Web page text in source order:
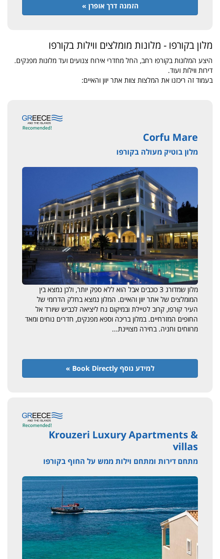
הזמנה דרך אופרן »
מלון בקורפו - מלונות מומלצים ווילות בקורפו
היצע המלונות בקורפו רחב, החל מחדרי אירוח צנועים ועד מלונות מפנקים.
דירות ווילות ועוד.
בעמוד זה ריכזנו את המלצות צוות אתר יוון והאיים:
Corfu Mare
מלון בוטיק מעולה בקורפו
מלון שמדורג 3 כוכבים אבל הוא ללא ספק יותר, ולכן נמצא בין
המומלצים של אתר יוון והאיים. המלון נמצא בחלק הדרומי של
העיר קורפו, קרוב לטיילת ובמיקום נח ליציאה לכביש שיורד אל
החופים המזרחיים. במלון בריכה וספא מפנקים, חדרים נוחים ומאד
מרווחים וחניה. בחירה מצויינת...
למידע נוסף Book Directly »
Krouzeri Luxury Apartments &
villas
מתחם דירות ומתחם וילות ממש על החוף בקורפו